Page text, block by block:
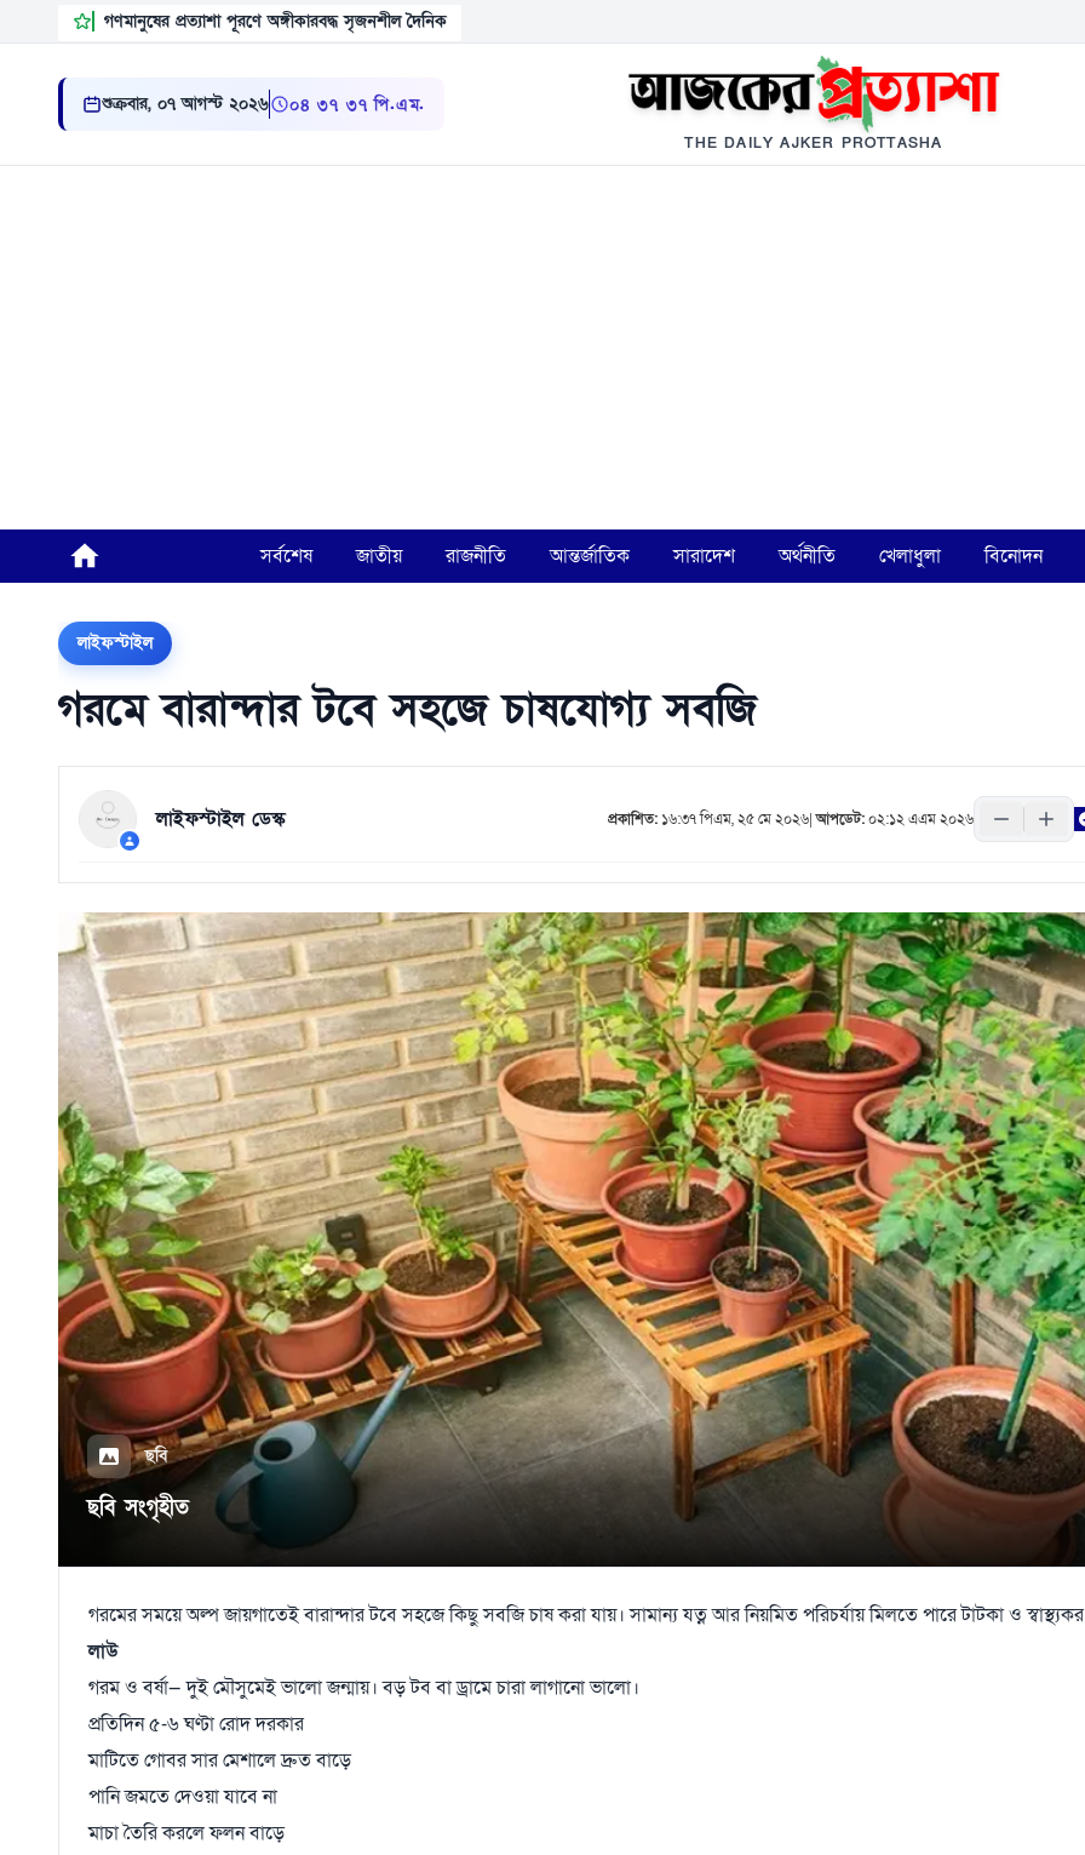
গণমানুষের প্রত্যাশা পূরণে অঙ্গীকারবদ্ধ সৃজনশীল দৈনিক
শুক্রবার, ০৭ আগস্ট ২০২৬ ০৪:৩৭:৩৮ পি.এম.
THE DAILY AJKER PROTTASHA
সর্বশেষ জাতীয় রাজনীতি আন্তর্জাতিক সারাদেশ অর্থনীতি খেলাধুলা বিনোদন
লাইফস্টাইল
গরমে বারান্দার টবে সহজে চাষযোগ্য সবজি
লাইফস্টাইল ডেস্ক প্রকাশিত: ১৬:৩৭ পিএম, ২৫ মে ২০২৬|আপডেট:০২:১২ এএম ২০২৬
ছবি
ছবি সংগৃহীত
গরমের সময়ে অল্প জায়গাতেই বারান্দার টবে সহজে কিছু সবজি চাষ করা যায়। সামান্য যত্ন আর নিয়মিত পরিচর্যায় মিলতে পারে টাটকা ও
লাউ
গরম ও বর্ষা— দুই মৌসুমেই ভালো জন্মায়। বড় টব বা ড্রামে চারা লাগানো ভালো।
প্রতিদিন ৫-৬ ঘণ্টা রোদ দরকার
মাটিতে গোবর সার মেশালে দ্রুত বাড়ে
পানি জমতে দেওয়া যাবে না
মাচা তৈরি করলে ফলন বাড়ে